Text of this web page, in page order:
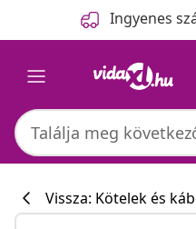
Ingyenes
Vissza: Kötelek és